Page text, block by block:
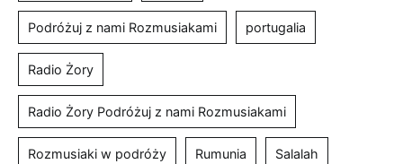
Podróżuj z nami Rozmusiakami portugalia
Radio Żory
Radio Żory Podróżuj z nami Rozmusiakami
Rozmusiaki w podróży Rumunia Salalah